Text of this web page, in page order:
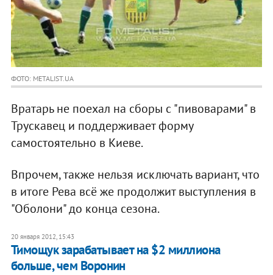
ФОТО: METALIST.UA
Вратарь не поехал на сборы с "пивоварами" в
Трускавец и поддерживает форму
самостоятельно в Киеве.
Впрочем, также нельзя исключать вариант, что
в итоге Рева всё же продолжит выступления в
"Оболони" до конца сезона.
20 января 2012, 15:43
Тимощук зарабатывает на $2 миллиона
больше, чем Воронин